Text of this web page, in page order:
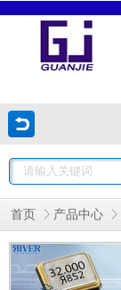
首页 产品中心